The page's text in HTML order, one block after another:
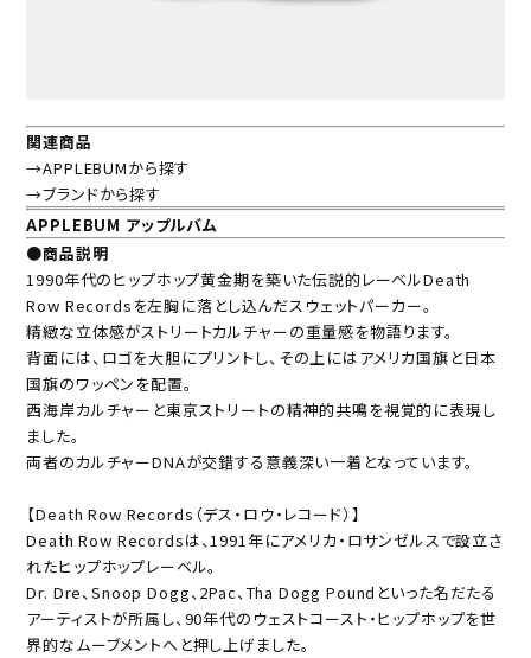
関連商品
→APPLEBUMから探す
→ブランドから探す
APPLEBUM アップルバム
●商品説明
1990年代のヒップホップ黄金期を築いた伝説的レーベルDeath
Row Recordsを左胸に落とし込んだスウェットパーカー。
精緻な立体感がストリートカルチャーの重量感を物語ります。
背面には、ロゴを大胆にプリントし、その上にはアメリカ国旗と日本
国旗のワッペンを配置。
西海岸カルチャーと東京ストリートの精神的共鳴を視覚的に表現し
ました。
両者のカルチャーDNAが交錯する意義深い一着となっています。
【Death Row Records（デス・ロウ・レコード）】
Death Row Recordsは、1991年にアメリカ・ロサンゼルスで設立さ
れたヒップホップレーベル。
Dr. Dre、Snoop Dogg、2Pac、Tha Dogg Poundといった名だたる
アーティストが所属し、90年代のウェストコースト・ヒップホップを世
界的なムーブメントへと押し上げました。